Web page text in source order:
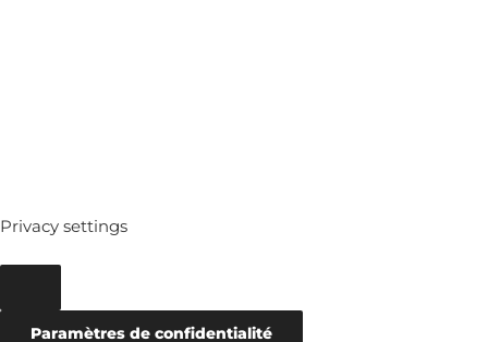
Privacy settings
Paramètres de confidentialité